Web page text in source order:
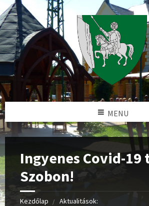
MENU
Ingyenes Covid-19
Szobon!
Kezdőlap Aktualitások: